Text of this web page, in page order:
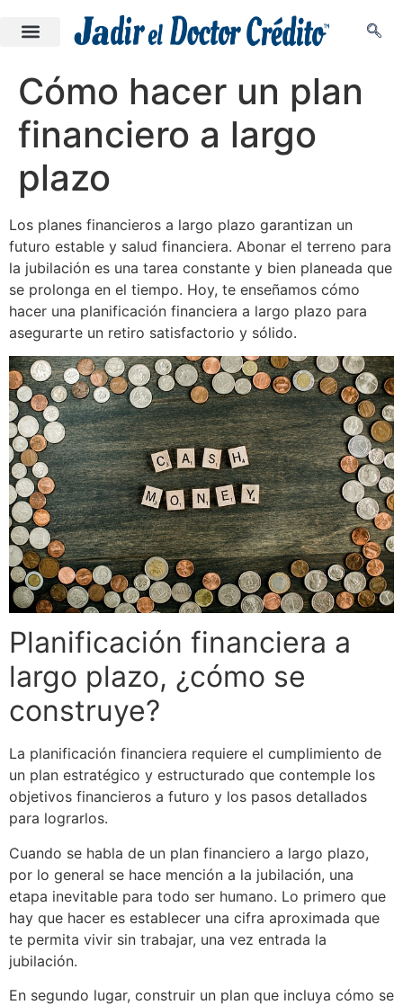
Cómo hacer un plan
financiero a largo
plazo
Los planes financieros a largo plazo garantizan un
futuro estable y salud financiera. Abonar el terreno para
la jubilación es una tarea constante y bien planeada que
se prolonga en el tiempo. Hoy, te enseñamos cómo
hacer una planificación financiera a largo plazo para
asegurarte un retiro satisfactorio y sólido.
Planificación financiera a
largo plazo, ¿cómo se
construye?
La planificación financiera requiere el cumplimiento de
un plan estratégico y estructurado que contemple los
objetivos financieros a futuro y los pasos detallados
para lograrlos.
Cuando se habla de un plan financiero a largo plazo,
por lo general se hace mención a la jubilación, una
etapa inevitable para todo ser humano. Lo primero que
hay que hacer es establecer una cifra aproximada que
te permita vivir sin trabajar, una vez entrada la
jubilación.
En segundo lugar, construir un plan que incluya cómo se